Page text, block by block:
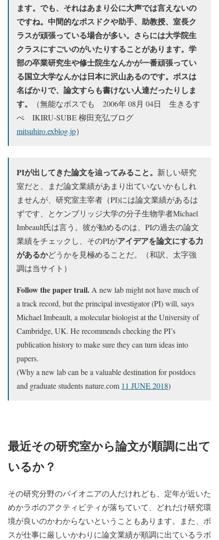
ます。でも、それはあまり公に大声では言えないの
ですね。中間的なポスドクや助手、助教授、室長ク
ラスが頑張っている場合が多い。さらには大学院生
クラスにすごいのがいたりすることがあります。学
部の卒業研究生や修士院生なんかが一番頑張ってい
る国立大学なんかは日本に沢山あるのです。ボスは
名ばかりで、論文すらも書けない人達だったりしま
す。
（無能なボスでも 2006年 08月 04日 生きるす
べ IKIRU-SUBE 柳田充弘ブログ
mitsuhiro.exblog.jp）
PIが出してきた論文を辿ってみること。 新しい研究
室だと、まだ論文業績があまり出ていないかもしれ
ませんが、研究室主宰者（PI)には論文業績があるは
ずです、とケンブリッジ大学の分子生物学者Michael
Imbeault氏は言う。彼が勧めるのは、PIの過去の論文
業績をチェックし、そのPIがアイデアを論文にする力
があるかどうかを見極めることだ。（和訳、太字強
調は当サイト）
Follow the paper trail. A new lab might not have much of
a track record, but the principal investigator (PI) will, says
Michael Imbeault, a molecular biologist at the University of
Cambridge, UK. He recommends checking the PI’s
publication history to make sure they can turn ideas into
papers.
(Why a new lab can be a valuable destination for postdocs
and graduate students nature.com 11 JUNE 2018)
最近その研究室から論文が順調に出て
いるか？
その研究分野のパイオニアの人だけれども、定年が近いた
めかラボのアクティビティが落ちていて、どれだけ研究環
境が良いのかわからないということもあります。また、ボ
スが仕事に厳しいかわりに論文業績が順調に出ているラボ